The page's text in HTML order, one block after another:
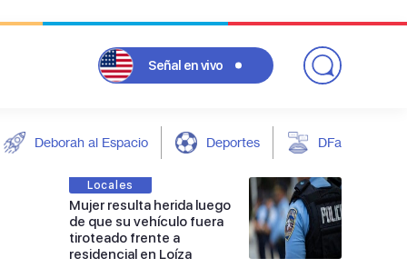
Señal en vivo
Deborah al Espacio Deportes DFarándula
Locales
Mujer resulta herida luego
de que su vehículo fuera
tiroteado frente a
residencial en Loíza